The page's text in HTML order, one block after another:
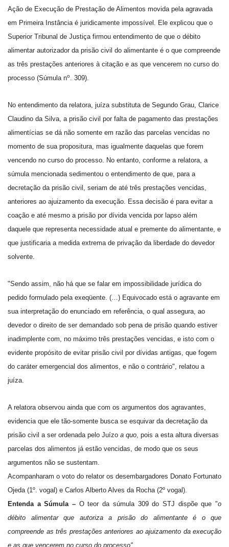
Ação de Execução de Prestação de Alimentos movida pela agravada
em Primeira Instânciaé juridicamente impossível. Ele explicou que o
Superior Tribunal de Justiça firmou entendimento de que o débito
alimentar autorizador da prisão civil do alimentante é o que compreende
as três prestações anteriores à citação e as que vencerem no curso do
processo (Súmula no. 309).
No entendimento da relatora, juíza substituta de Segundo Grau, Clarice
Claudino da Silva, a prisão civil por falta de pagamento das prestações
alimentícias se dá não somente em razão das parcelas vencidas no
momento de sua propositura, mas igualmente daquelas que forem
vencendo no curso do processo. No entanto, conforme a relatora, a
súmula mencionada sedimentou o entendimento de que, para a
decretação da prisão civil, seriam de até três prestações vencidas,
anteriores ao ajuizamento da execução. Essa decisão é para evitar a
coação e até mesmo a prisão por dívida vencida por lapso além
daquele que representa necessidade atual e premente do alimentante, e
que justificaria a medida extrema de privação da liberdade do devedor
solvente.
"Sendo assim, não há que se falar em impossibilidade jurídica do
pedido formulado pela exeqüente. (…) Equivocado está o agravante em
sua interpretação do enunciado em referência, o qual assegura, ao
devedor o direito de ser demandado sob pena de prisão quando estiver
inadimplente com, no máximo três prestações vencidas, e isto com o
evidente propósito de evitar prisão civil por dívidas antigas, que fogem
do caráter emergencial dos alimentos, e não o contrário", relatou a
juíza.
A relatora observou ainda que com os argumentos dos agravantes,
evidencia que ele tão-somente busca se esquivar da decretação da
prisão civil a ser ordenada pelo Juízo a quo, pois a esta altura diversas
parcelas dos alimentos já estão vencidas, de modo que os seus
argumentos não se sustentam.
Acompanharam o voto do relator os desembargadores Donato Fortunato
Ojeda (1º. vogal) e Carlos Alberto Alves da Rocha (2º vogal).
Entenda a Súmula – O teor da súmula 309 do STJ dispõe que "o
débito alimentar que autoriza a prisão do alimentante é o que
compreende as três prestações anteriores ao ajuizamento da execução
e as que vencerem no curso do processo".